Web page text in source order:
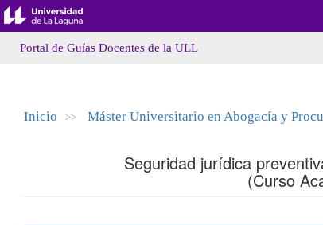
Portal de Guías Docentes de la ULL
Inicio >> Máster Universitario en Abogacía y
Seguridad jurídica
(Curso